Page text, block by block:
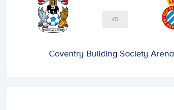
VS
Coventry Building Society Arena